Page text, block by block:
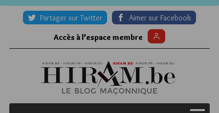
Partager sur Twitter Aimer sur Facebook
Accès à l’espace membre